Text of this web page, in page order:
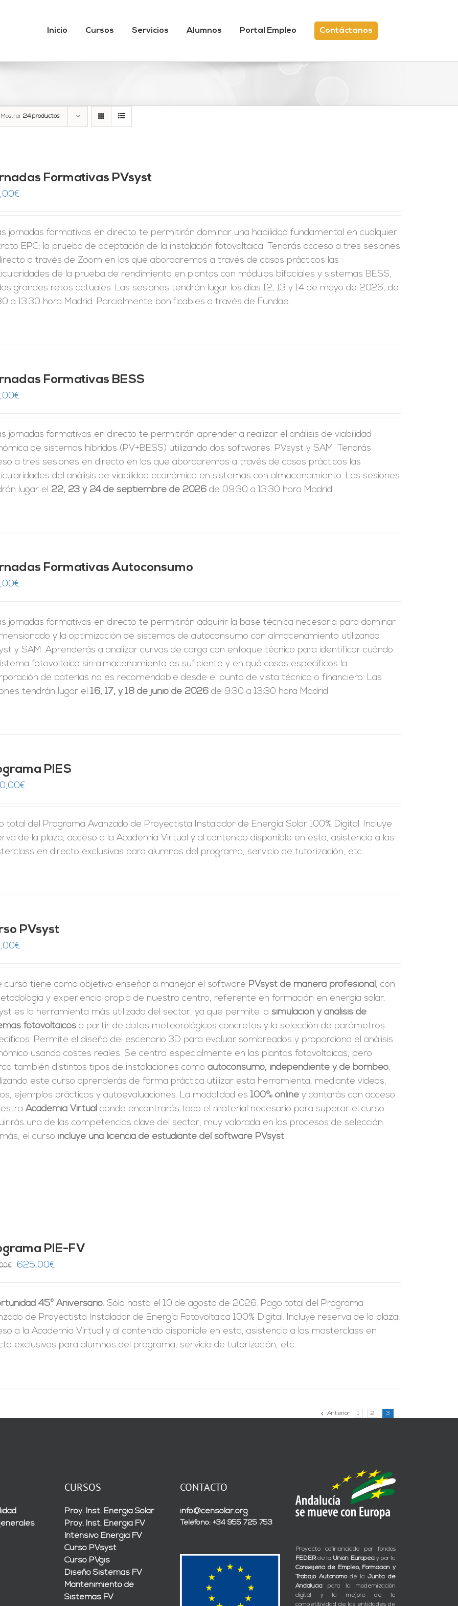
Inicio Cursos Servicios Alumnos Portal Empleo Contáctanos
Mostrar 24 productos
Formativas PVsyst
€
jornadas formativas en directo te permitirán dominar una habilidad fundamental en cualquier
EPC: la prueba de aceptación de la instalación fotovoltaica. Tendrás acceso a tres sesiones
a través de Zoom en las que abordaremos a través de casos prácticos las
de la prueba de rendimiento en plantas con módulos bifaciales y sistemas BESS,
grandes retos actuales. Las sesiones tendrán lugar los días 12, 13 y 14 de mayo de 2026, de
a 13:30 hora Madrid. Parcialmente bonificables a través de Fundae.
Formativas BESS
€
jornadas formativas en directo te permitirán aprender a realizar el análisis de viabilidad
de sistemas híbridos (PV+BESS) utilizando dos softwares: PVsyst y SAM. Tendrás
a tres sesiones en directo en las que abordaremos a través de casos prácticos las
del análisis de viabilidad económica en sistemas con almacenamiento. Las sesiones
lugar el 22, 23 y 24 de septiembre de 2026 de 09:30 a 13:30 hora Madrid.
Formativas Autoconsumo
€
jornadas formativas en directo te permitirán adquirir la base técnica necesaria para dominar
y la optimización de sistemas de autoconsumo con almacenamiento utilizando
y SAM. Aprenderás a analizar curvas de carga con enfoque técnico para identificar cuándo
fotovoltaico sin almacenamiento es suficiente y en qué casos específicos la
de baterías no es recomendable desde el punto de vista técnico o financiero. Las
tendrán lugar el16, 17, y 18 de junio de 2026 de 9:30 a 13:30 hora Madrid.
PIES
€
total del Programa Avanzado de Proyectista Instalador de Energía Solar 100% Digital. Incluye
de la plaza, acceso a la Academia Virtual y al contenido disponible en esta, asistencia a las
en directo exclusivas para alumnos del programa, servicio de tutorización, etc.
PVsyst
€
curso tiene como objetivo enseñar a manejar el software PVsyst de manera profesional, con
y experiencia propia de nuestro centro, referente en formación en energía solar.
es la herramienta más utilizada del sector, ya que permite la simulación y análisis de
fotovoltaicos a partir de datos meteorológicos concretos y la selección de parámetros
Permite el diseño del escenario 3D para evaluar sombreados y proporciona el análisis
usando costes reales. Se centra especialmente en las plantas fotovoltaicas, pero
también distintos tipos de instalaciones comoautoconsumo, independiente y de bombeo.
este curso aprenderás de forma práctica utilizar esta herramienta, mediante videos,
ejemplos prácticos y autoevaluaciones. La modalidad es100% online y contarás con acceso
Academia Virtual donde encontrarás todo el material necesario para superar el curso.
una de las competencias clave del sector, muy valorada en los procesos de selección.
el curso incluye una licencia de estudiante del software PVsyst.
PIE-FV
€
El
era:
1.250,00€.
625,00€
es:
625,00€.
45º Aniversario. Sólo hasta el 10 de agosto de 2026. Pago total del Programa
de Proyectista Instalador de Energía Fotovoltaica 100% Digital. Incluye reserva de la plaza,
a la Academia Virtual y al contenido disponible en esta, asistencia a las masterclass en
exclusivas para alumnos del programa, servicio de tutorización, etc.
Anterior 1 2 3
CURSOS
Proy. Inst. Energía Solar
Proy. Inst. Energía FV
Intensivo Energía FV
Curso PVsyst
Curso PVgis
Diseño Sistemas FV
Mantenimiento de
Sistemas FV
CONTACTO
info@censolar.org
Teléfono: +34 955 725 753
Proyecto cofinanciado por fondos
FEDERde la Unión Europeay por la
Consejería de Empleo, Formación y
Trabajo Autónomode laJunta de
Andalucía para la modernización
digital y la mejora de la
competitividad de las entidades de